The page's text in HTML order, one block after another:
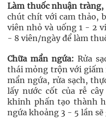
Làm thuốc nhuận tràng,
chút chít với cam thảo,
viên nhỏ và uống 1 - 2
- 8 viên/ngày để làm
Chữa mẩn ngứa: Rửa
thái mỏng trộn với giấm
mẩn ngứa, rửa sạch,
lấy nước cốt của rễ
khinh phấn tạo thành
ngứa khoảng 3 - 5 lần